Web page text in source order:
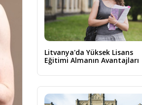
Litvanya'da Yüksek Lisans
Eğitimi Almanın Avantajları